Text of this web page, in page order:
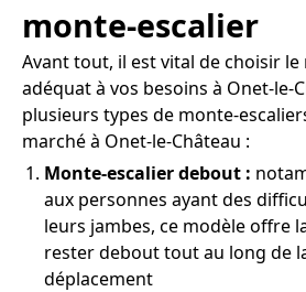
monte-escalier
Avant tout, il est vital de choisir
adéquat à vos besoins à Onet-le-
plusieurs types de monte-
marché à Onet-le-Château :
Monte-escalier debout :
aux personnes ayant des
leurs jambes, ce modèle offre
rester debout tout au long de
déplacement